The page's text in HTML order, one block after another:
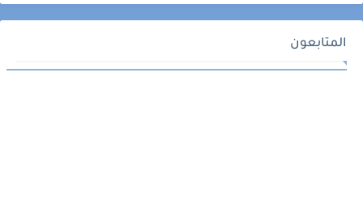
المتابعون